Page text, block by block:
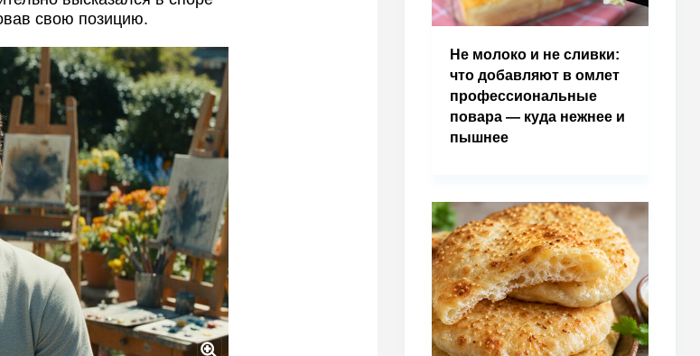
свою позицию.
Не молоко и не сливки:
что добавляют в омлет
профессиональные
повара — куда нежнее и
пышнее